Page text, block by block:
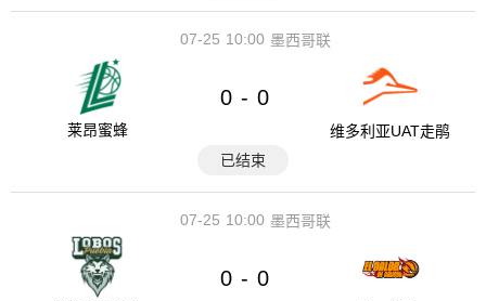
10:00
07-25 墨西哥联
莱昂蜜蜂
0 - 0
维多利亚UAT走鹃
已结束
10:00
07-25 墨西哥联
0 - 0